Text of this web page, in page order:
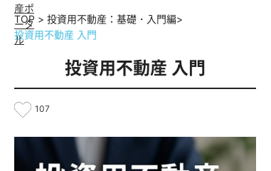
産ポ
ータ
ル
TOP
投資用不動産：基礎・入門編
投資用不動産 入門
投資用不動産 入門
107